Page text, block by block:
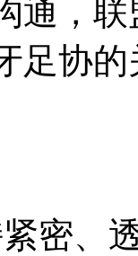
通，
足协
密、